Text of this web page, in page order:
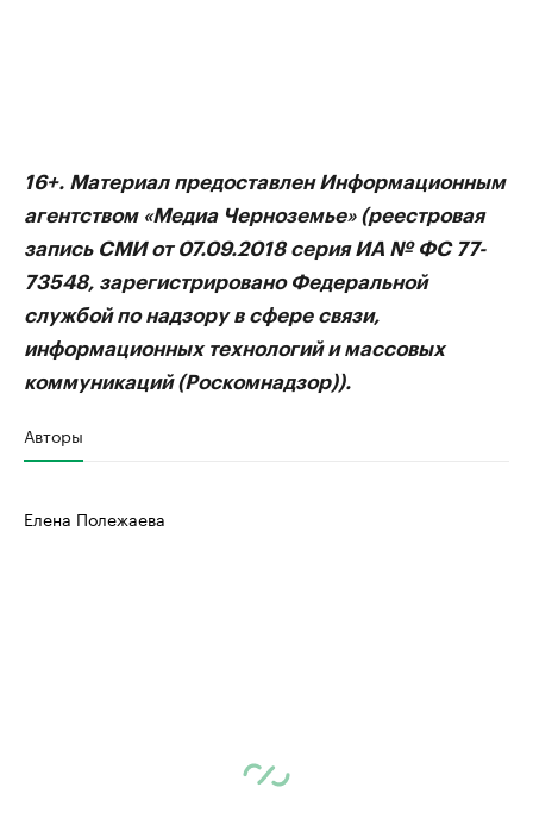
16+. Материал предоставлен Информационным
агентством «Медиа Черноземье» (реестровая
запись СМИ от 07.09.2018 серия ИА № ФС 77-
73548, зарегистрировано Федеральной
службой по надзору в сфере связи,
информационных технологий и массовых
коммуникаций (Роскомнадзор)).
Авторы
Елена Полежаева